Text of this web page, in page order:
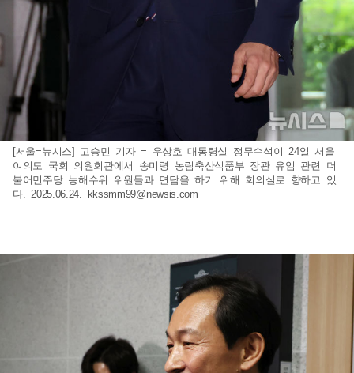
[서울=뉴시스] 고승민 기자 = 우상호 대통령실 정무수석이 24일 서울
여의도 국회 의원회관에서 송미령 농림축산식품부 장관 유임 관련 더
불어민주당 농해수위 위원들과 면담을 하기 위해 회의실로 향하고 있
다. 2025.06.24. kkssmm99@newsis.com